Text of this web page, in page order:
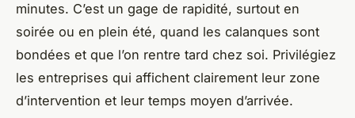
minutes. C’est un gage de rapidité, surtout en
soirée ou en plein été, quand les calanques sont
bondées et que l’on rentre tard chez soi. Privilégiez
les entreprises qui affichent clairement leur zone
d’intervention et leur temps moyen d’arrivée.